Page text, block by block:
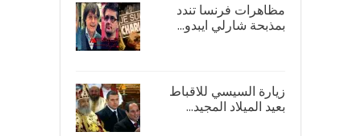
مظاهرات فرنسا تندد
بمذبحة شارلي ايبدو...
زيارة السيسي للاقباط
بعيد الميلاد المجيد...